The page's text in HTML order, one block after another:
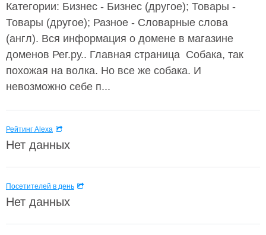
Категории: Бизнес - Бизнес (другое); Товары -
Товары (другое); Разное - Словарные слова
(англ). Вся информация о домене в магазине
доменов Рег.ру.. Главная страница Собака, так
похожая на волка. Но все же собака. И
невозможно себе п...
Рейтинг Alexa
Нет данных
Посетителей в день
Нет данных